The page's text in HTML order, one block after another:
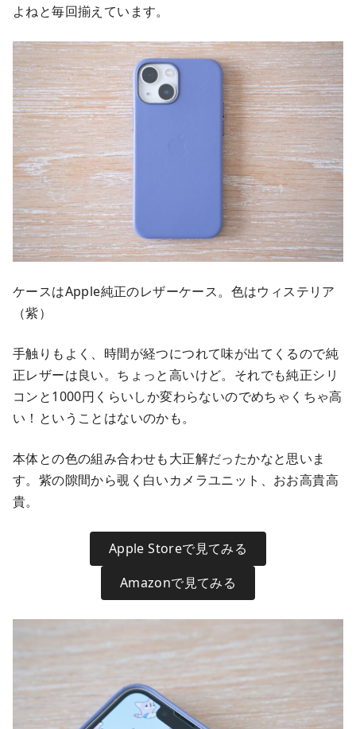
よねと毎回揃えています。
ケースはApple純正のレザーケース。色はウィステリア
（紫）
手触りもよく、時間が経つにつれて味が出てくるので純
正レザーは良い。ちょっと高いけど。それでも純正シリ
コンと1000円くらいしか変わらないのでめちゃくちゃ高
い！ということはないのかも。
本体との色の組み合わせも大正解だったかなと思いま
す。紫の隙間から覗く白いカメラユニット、おお高貴高
貴。
Apple Storeで見てみる
Amazonで見てみる